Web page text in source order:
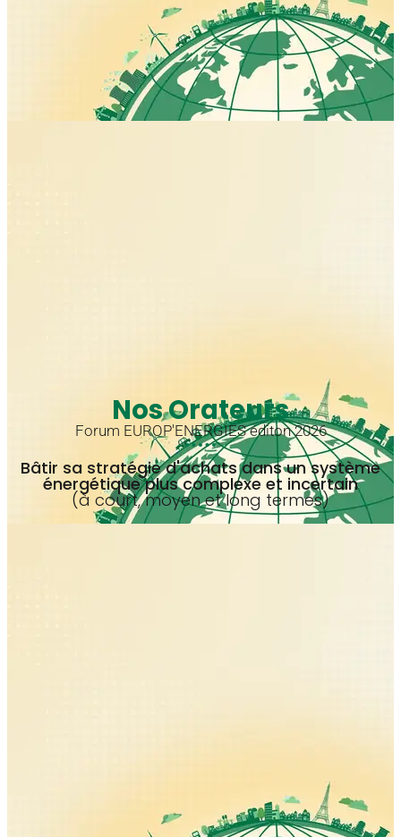
Nos Orateurs
Forum EUROP'ENERGIES éditon 2026
Bâtir sa stratégie d'achats dans un système
énergétique plus complexe et incertain
(à court, moyen et long termes)